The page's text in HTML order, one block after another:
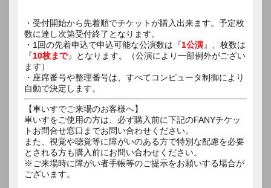
・受付開始から先着順でチケットが購入出来ます。予定枚
数に達し次第受付終了となります。
・1回の先着申込で申込可能な公演数は『1公演』、枚数は
『10枚まで』となります。（公演により一部例外がござい
ます）
・座席番号や整理番号は、すべてコンピュータ制御により
自動で決定します。
【車いすでご来場のお客様へ】
車いすをご使用の方は、必ず購入前に下記のFANYチケッ
トお問合せ窓口までお問い合わせください。
また、視覚や聴覚等に障がいのある方で特別な配慮を必要
とされる方も購入前にお問い合わせください。
※ご来場時に障がい者手帳等のご提示をお願いする場合が
ございます。